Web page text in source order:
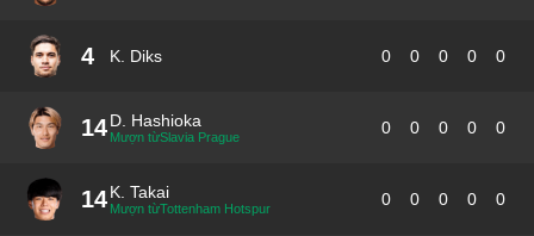
4 K. Diks 0 0 0 0 0
14D. Hashioka
Mượn từSlavia Prague 0 0 0 0 0
14K. Takai
Mượn từTottenham Hotspur 0 0 0 0 0